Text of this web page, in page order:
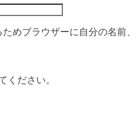
めブラウザーに自分の名前
ください。